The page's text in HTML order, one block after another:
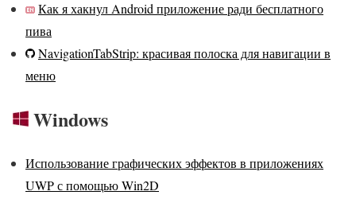
Как я хакнул Android приложение ради бесплатного
пива
NavigationTabStrip: красивая полоска для навигации в
меню
Windows
Использование графических эффектов в приложениях
UWP с помощью Win2D